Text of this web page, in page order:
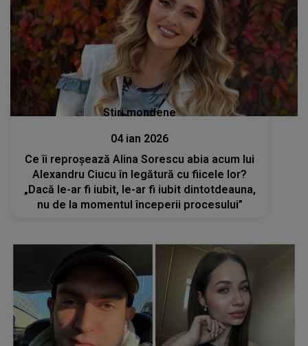
Stiri mondene
04 ian 2026
Ce îi reproșează Alina Sorescu abia acum lui
Alexandru Ciucu în legătură cu fiicele lor?
„Dacă le-ar fi iubit, le-ar fi iubit dintotdeauna,
nu de la momentul începerii procesului”